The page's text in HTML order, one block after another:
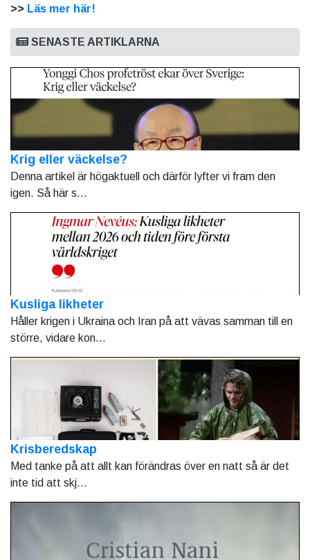
>> Läs mer här!
SENASTE ARTIKLARNA
Krig eller väckelse?
Denna artikel är högaktuell och därför lyfter vi fram den
igen. Så här s...
Kusliga likheter
Håller krigen i Ukraina och Iran på att vävas samman till en
större, vidare kon...
Krisberedskap
Med tanke på att allt kan förändras över en natt så är det
inte tid att skj...